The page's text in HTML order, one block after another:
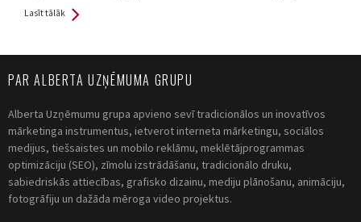
Lasīt tālāk
PAR ALBERTA UZŅĒMUMA GRUPU
Alberta Uzņēmumu grupa apvieno sevī tradicionālos un inovatīvos
mārketinga instrumentus, ietverot interneta mārketingu, sociālos
medijus, tiešsaistes un mobilo reklāmu, meklētājprogrammas
optimizāciju (SEO), zīmolu izstrādāšanu, tradicionālo druku,
sabiedriskās attiecības, grafisko dizainu, mediju plānošanu, animāciju,
fotogrāfiju un dažāda mēroga video projektus.